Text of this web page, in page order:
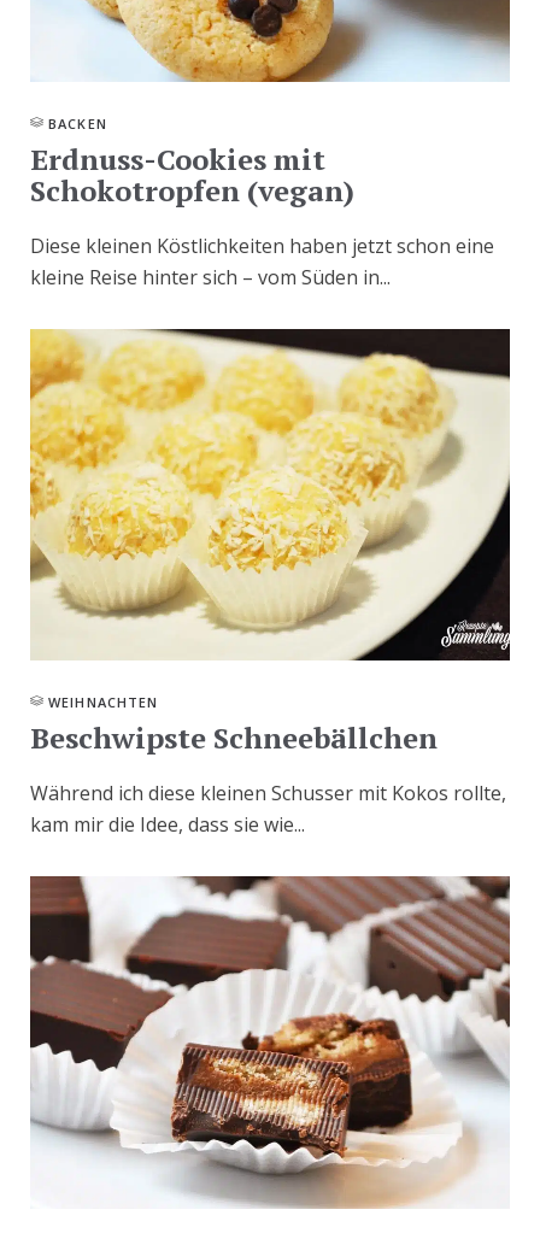
BACKEN
Erdnuss-Cookies mit
Schokotropfen (vegan)
Diese kleinen Köstlichkeiten haben jetzt schon eine
kleine Reise hinter sich – vom Süden in...
WEIHNACHTEN
Beschwipste Schneebällchen
Während ich diese kleinen Schusser mit Kokos rollte,
kam mir die Idee, dass sie wie...